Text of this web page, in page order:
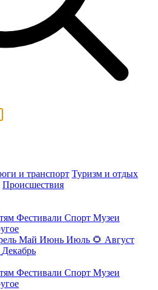
и транспорт Туризм и отдых
Происшествия
Фестивали Спорт Музеи
Май Июнь Июль 🌻 Август
Декабрь
Фестивали Спорт Музеи